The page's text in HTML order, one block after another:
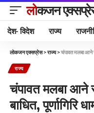
लोकजन
देश- विदेश राज्य
लोकजन एक्सप्रेस>राज्य>चंपावत मलबा आने से
राज्य
चंपावत मलबा आने
बाधित, पूर्णागिरि